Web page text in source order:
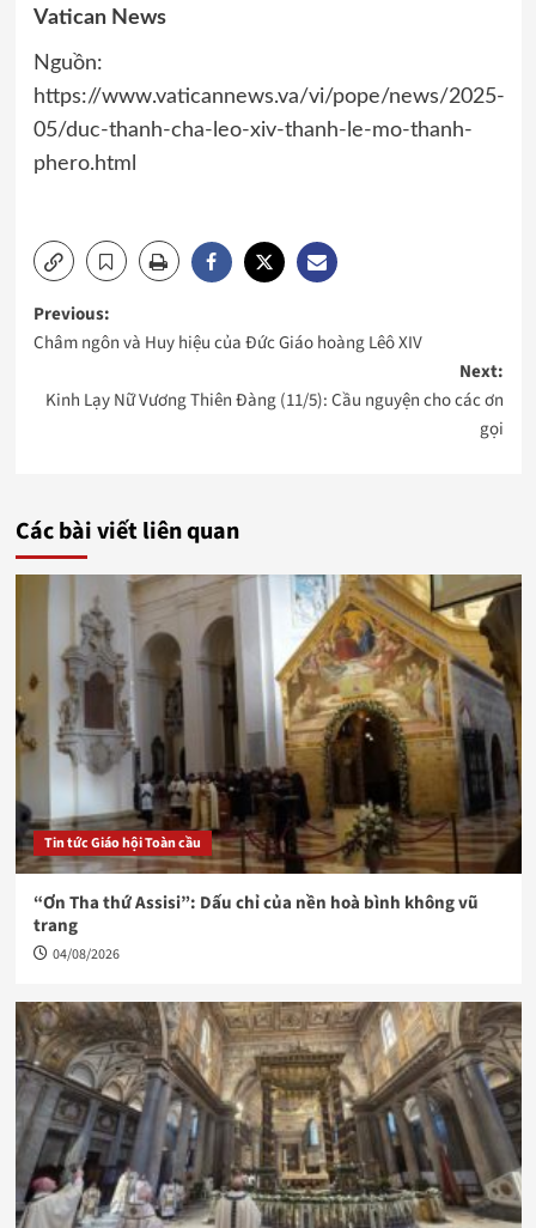
Vatican News
Nguồn:
https://www.vaticannews.va/vi/pope/news/2025-
05/duc-thanh-cha-leo-xiv-thanh-le-mo-thanh-
phero.html
Post
navigation
Previous:
Châm ngôn và Huy hiệu của Đức Giáo hoàng Lêô XIV
Next:
Kinh Lạy Nữ Vương Thiên Đàng (11/5): Cầu nguyện cho các ơn
gọi
Các bài viết liên quan
Tin tức Giáo hội Toàn cầu
“Ơn Tha thứ Assisi”: Dấu chỉ của nền hoà bình không vũ
trang
04/08/2026